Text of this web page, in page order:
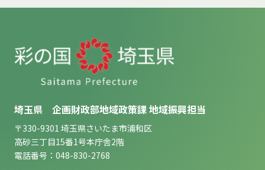
埼玉県 企画財政部地域政策課 地域振興担当
〒330-9301 埼玉県さいたま市浦和区
高砂三丁目15番1号本庁舎2階
電話番号：048-830-2768